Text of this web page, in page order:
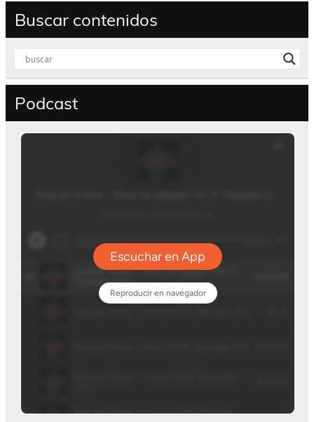
Buscar contenidos
Podcast